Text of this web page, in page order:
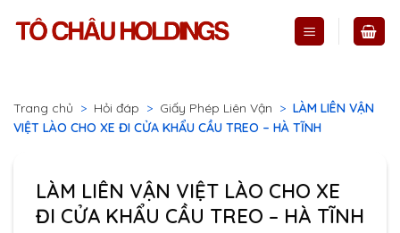
Trang chủ > Hỏi đáp > Giấy Phép Liên Vận > LÀM LIÊN VẬN
VIỆT LÀO CHO XE ĐI CỬA KHẨU CẦU TREO – HÀ TĨNH
LÀM LIÊN VẬN VIỆT LÀO CHO XE
ĐI CỬA KHẨU CẦU TREO – HÀ TĨNH